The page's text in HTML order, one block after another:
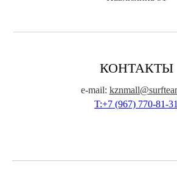
КОНТАКТЫ
e-mail:
T:+7 (967) 770-81-31